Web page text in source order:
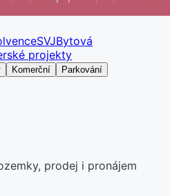
SVJBytová
projekty
Komerční Parkování
prodej i pronájem